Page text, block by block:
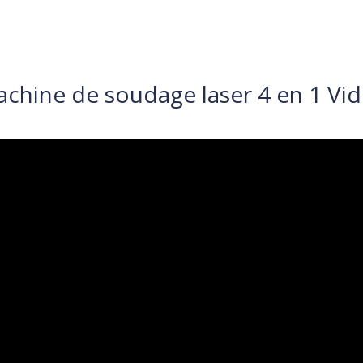
de soudage laser 4 en 1